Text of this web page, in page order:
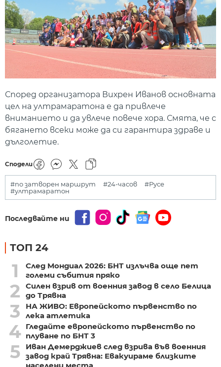
Според организатора Вихрен Иванов основната
цел на ултрамаратона е да привлече
вниманието и да увлече повече хора. Смята, че с
бягането всеки може да си гарантира здраве и
дълголетие.
Сподели
#по затворен маршрут #24-часов
#Русе
#ултрамаратон
Последвайте ни
ТОП 24
1
След Мондиал 2026: БНТ излъчва още пет
големи събития пряко
2
Силен взрив от военния завод в село Белица
до Трявна
3
НА ЖИВО: Европейското първенство по
лека атлетика
4 Гледайте европейското първенство по
плуване по БНТ 3
5
Иван Демерджиев след взрива във военния
завод край Трявна: Евакуираме близките